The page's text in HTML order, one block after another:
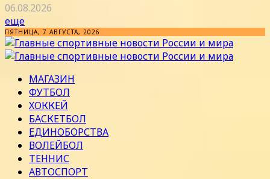
06.08.2026
еще
ПЯТНИЦА, 7 АВГУСТА, 2026
МАГАЗИН
ФУТБОЛ
ХОККЕЙ
БАСКЕТБОЛ
ЕДИНОБОРСТВА
ВОЛЕЙБОЛ
ТЕННИС
АВТОСПОРТ